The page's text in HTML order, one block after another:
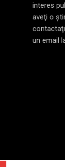
interes
aveţi o
un email